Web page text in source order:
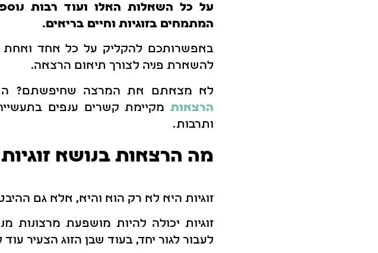
על כל השאלות האלו ועוד רבות
המתמחים בזוגיות וחיים בריאים.
באפשרותכם להקליק על כל אחד ואחת
להשארת פניה לצורך תיאום הרצאה.
לא מצאתם את המרצה שחיפשתם?
הרצאות מקיימת קשרים ענפים
ותרבות.
מה הרצאות בנושא זוגיות
זוגיות היא לא רק הוא והיא, אלא גם
זוגיות יכולה להיות מושפעת מרצונות
לעבור לגור יחד, בעוד שבן הזוג הצעיר